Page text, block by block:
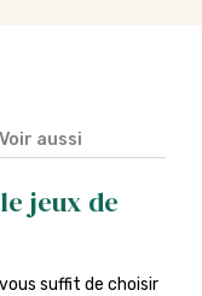
Voir aussi
jeux de
suffit de choisir